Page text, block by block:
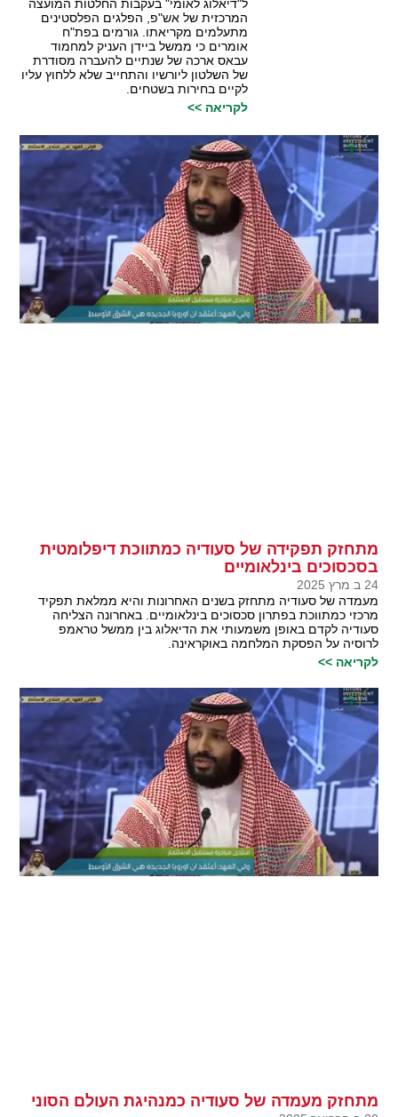
ל"דיאלוג לאומי" בעקבות החלטות המועצה
המרכזית של אש"פ, הפלגים הפלסטינים
מתעלמים מקריאתו. גורמים בפת"ח
אומרים כי ממשל ביידן העניק למחמוד
עבאס ארכה של שנתיים להעברה מסודרת
של השלטון ליורשיו והתחייב שלא ללחוץ עליו
לקיים בחירות בשטחים.
לקריאה >>
מתחזק תפקידה של סעודיה כמתווכת דיפלומטית
בסכסוכים בינלאומיים
24 ב מרץ 2025
מעמדה של סעודיה מתחזק בשנים האחרונות והיא ממלאת תפקיד
מרכזי כמתווכת בפתרון סכסוכים בינלאומיים. באחרונה הצליחה
סעודיה לקדם באופן משמעותי את הדיאלוג בין ממשל טראמפ
לרוסיה על הפסקת המלחמה באוקראינה.
לקריאה >>
מתחזק מעמדה של סעודיה כמנהיגת העולם הסוני